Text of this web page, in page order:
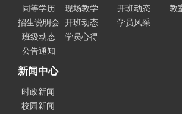
同等学历
招生说明会
班级动态
公告通知
现场教学
开班动态
学员心得
开班动态
学员风采
教
新闻中心
时政新闻
校园新闻